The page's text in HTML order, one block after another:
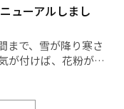
ューアルしまし
まで、雪が降り寒さ
が付けば、花粉が飛